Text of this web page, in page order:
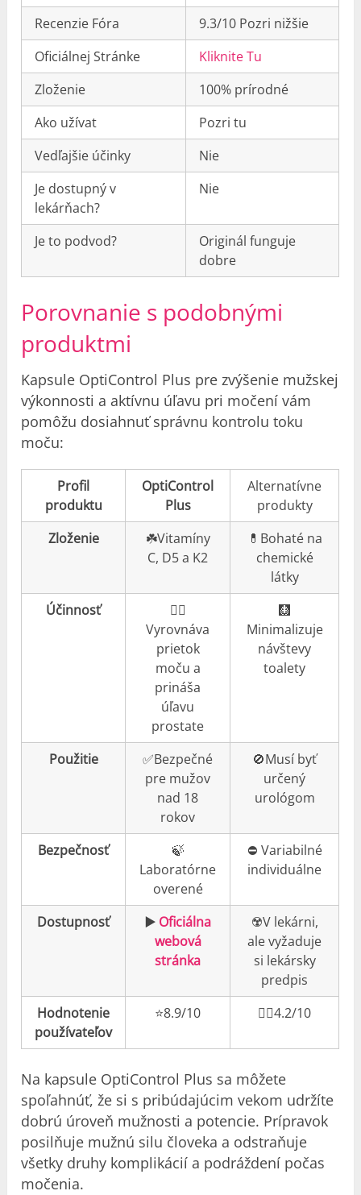
Recenzie Fóra
9.3/10 Pozri nižšie
Oficiálnej Stránke
Kliknite Tu
Zloženie
100% prírodné
Ako užívat
Pozri tu
Vedľajšie účinky
Nie
Je dostupný v
lekárňach?
Nie
Je to podvod?
Originál funguje
dobre
Porovnanie s podobnými
produktmi
Kapsule OptiControl Plus pre zvýšenie mužskej
výkonnosti a aktívnu úľavu pri močení vám
pomôžu dosiahnuť správnu kontrolu toku
moču:
Profil
produktu
OptiControl
Plus
Alternatívne
produkty
Zloženie
☘️Vitamíny
C, D5 a K2
💊Bohaté na
chemické
látky
Účinnosť
👍🏼
Vyrovnáva
prietok
moču a
prináša
úľavu
prostate
🩻
Minimalizuje
návštevy
toalety
Použitie
✅Bezpečné
pre mužov
nad 18
rokov
🚫Musí byť
určený
urológom
Bezpečnosť
🍃
Laboratórne
overené
⛔️ Variabilné
individuálne
Dostupnosť ▶️ Oficiálna
webová
stránka
☢️V lekárni,
ale vyžaduje
si lekársky
predpis
Hodnotenie
používateľov
⭐️8.9/10 👎🏼4.2/10
Na kapsule OptiControl Plus sa môžete
spoľahnúť, že si s pribúdajúcim vekom udržíte
dobrú úroveň mužnosti a potencie. Prípravok
posilňuje mužnú silu človeka a odstraňuje
všetky druhy komplikácií a podráždení počas
močenia.